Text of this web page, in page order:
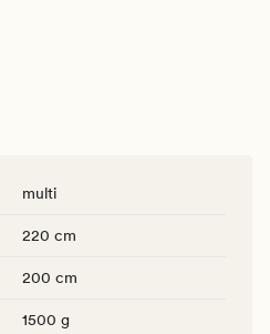
multi
220 cm
200 cm
1500 g